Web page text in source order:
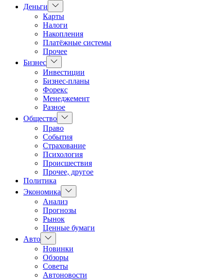
Деньги
Показать
подменю
Карты
Налоги
Накопления
Платёжные системы
Прочее
Бизнес Показать
подменю
Инвестиции
Бизнес-планы
Форекс
Менеджемент
Разное
Общество Показать
подменю
Право
События
Страхование
Психология
Происшествия
Прочее, другое
Политика
Экономика
Показать
подменю
Анализ
Прогнозы
Рынок
Ценные бумаги
Авто Показать
подменю
Новинки
Обзоры
Советы
Автоновости